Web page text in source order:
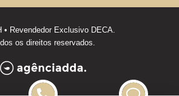
• Revendedor Exclusivo DECA.
os direitos reservados.